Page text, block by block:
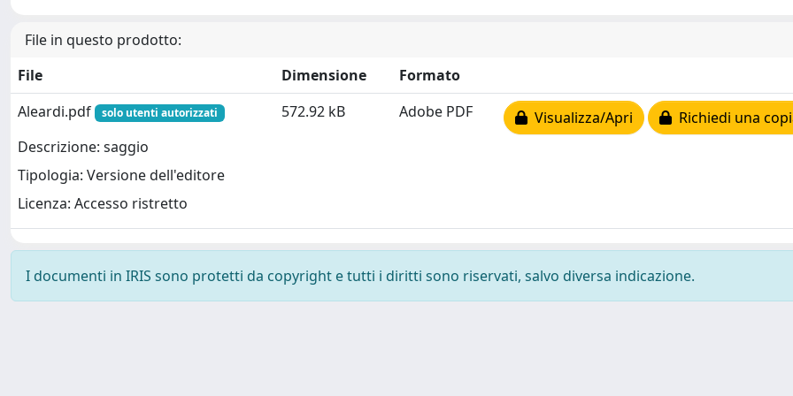
File in questo prodotto:
File
Dimensione
Formato
Aleardi.pdf
solo utenti autorizzati
Descrizione: saggio
Tipologia: Versione dell'editore
Licenza: Accesso ristretto
572.92 kB Adobe PDF Visualizza/Apri Richiedi una
I documenti in IRIS sono protetti da copyright e tutti i diritti sono riservati, salvo diversa indicazione.